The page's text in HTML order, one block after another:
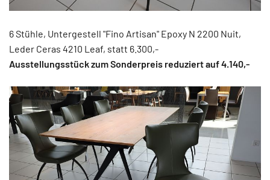
6 Stühle, Untergestell "Fino Artisan" Epoxy N 2200 Nuit,
Leder Ceras 4210 Leaf, statt 6.300,-
Ausstellungsstück zum Sonderpreis reduziert auf 4.140,-